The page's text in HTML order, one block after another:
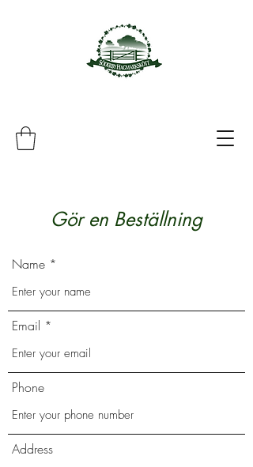
Gör en Beställning
Name
Email
Phone
Address